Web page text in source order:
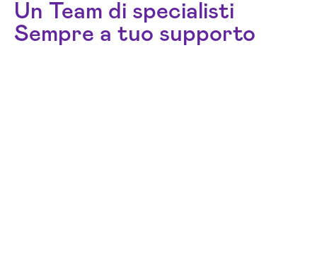
Un Team di specialisti
Sempre a tuo supporto